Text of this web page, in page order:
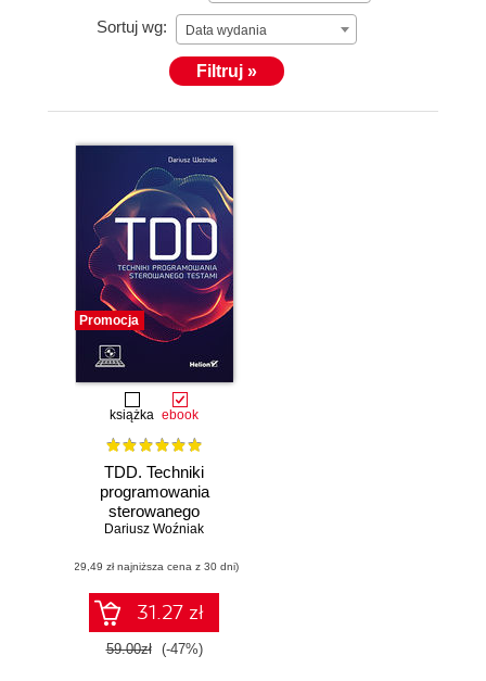
Sortuj wg: Data wydania
Filtruj »
Promocja
książka ebook
TDD. Techniki
programowania
sterowanego
testami
Dariusz Woźniak
(29,49 zł najniższa cena z 30 dni)
31.27 zł
59.00zł (-47%)